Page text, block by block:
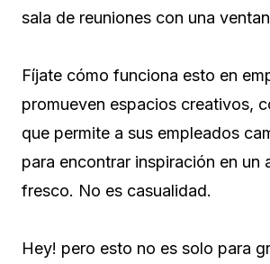
sala de reuniones con una
Fíjate cómo funciona esto en
promueven espacios creativos,
que permite a sus empleados
para encontrar inspiración en un
fresco. No es casualidad.
Hey! pero esto no es solo para